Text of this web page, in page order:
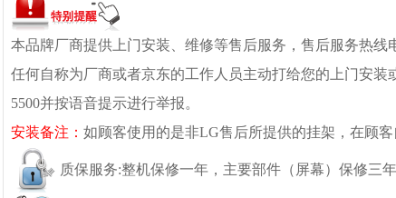
本品牌厂商提供上门安装、维修等售后服务，售后服务热线
任何自称为厂商或者京东的工作人员主动打给您的上门安
5500并按语音提示进行举报。
安装备注： 如顾客使用的是非LG售后所提供的挂架，在顾
质保服务:整机保修一年，主要部件（屏幕）保修三年